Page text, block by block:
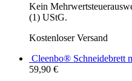
Kein
(1) UStG.
Kostenloser Versand
Cleenbo® Schneidebrett
59,90 €